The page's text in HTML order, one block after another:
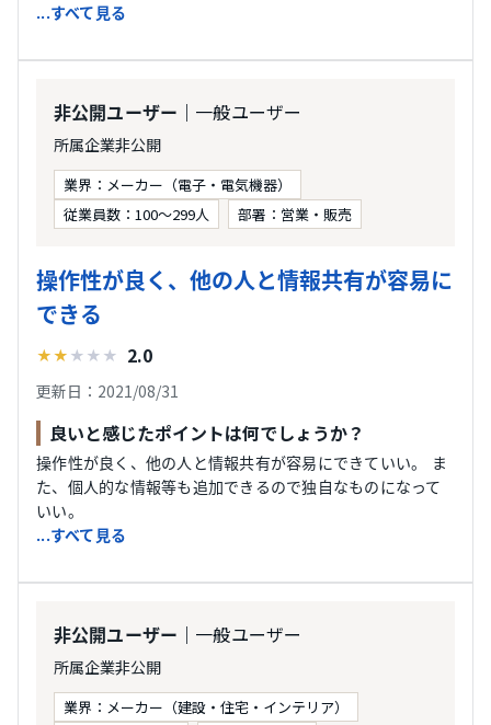
...すべて見る
非公開ユーザー ｜一般ユーザー
所属企業非公開
業界：メーカー（電子・電気機器）
従業員数：100〜299人
部署：営業・販売
操作性が良く、他の人と情報共有が容易に
できる
★★ ★ ★ ★ 2.0
更新日：2021/08/31
良いと感じたポイントは何でしょうか？
操作性が良く、他の人と情報共有が容易にできていい。 ま
た、個人的な情報等も追加できるので独自なものになって
いい。
...すべて見る
非公開ユーザー ｜一般ユーザー
所属企業非公開
業界：メーカー（建設・住宅・インテリア）